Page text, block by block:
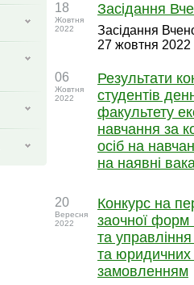
18
Жовтня
2022
Засідання
Засідання
27 жовтня 2022
06
Жовтня
2022
Результати
студентів
факультету
навчання за
осіб на
на наявні
20
Вересня
2022
Конкурс на
заочної форм
та
та юридичних
замовленням